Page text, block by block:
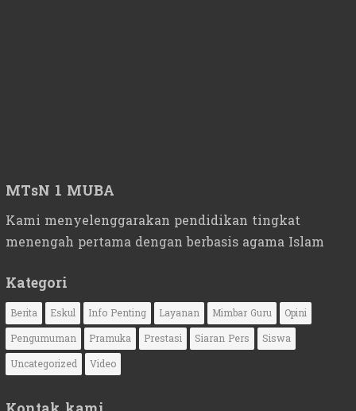
MTsN 1 MUBA
Kami menyelenggarakan pendidikan tingkat
menengah pertama dengan berbasis agama Islam
Kategori
Berita Eskul Info Penting Layanan Mimbar Guru
Opini
Pengumuman
Pramuka Prestasi Siaran Pers
Siswa
Uncategorized
Video